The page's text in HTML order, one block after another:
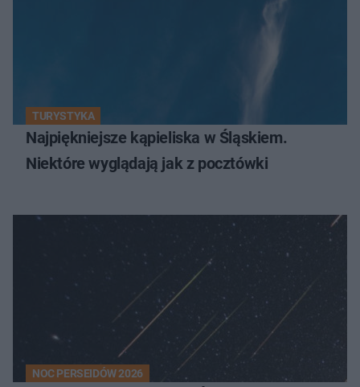
TURYSTYKA
Najpiękniejsze kąpieliska w Śląskiem.
Niektóre wyglądają jak z pocztówki
NOC PERSEIDÓW 2026